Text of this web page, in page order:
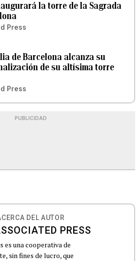
la torre de la Sagrada
Press
de Barcelona alcanza su
de su altísima torre
Press
PUBLICIDAD
DEL AUTOR
PRESS
es una cooperativa de
sin fines de lucro, que